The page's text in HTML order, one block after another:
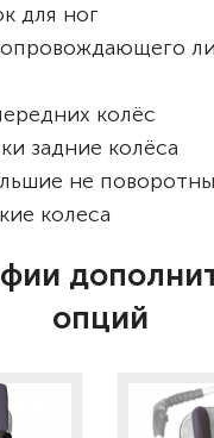
для ног
колёс
задние колёса
не
колеса
опций